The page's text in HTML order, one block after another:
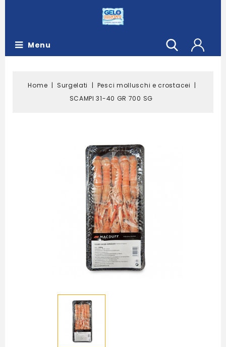
Menu
Home Surgelati
Pesci molluschi e crostacei
SCAMPI 31-40 GR 700 SG